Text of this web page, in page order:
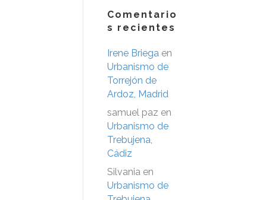
Comentario
s recientes
Irene Briega en
Urbanismo de
Torrejón de
Ardoz, Madrid
samuel paz en
Urbanismo de
Trebujena,
Cádiz
Silvania en
Urbanismo de